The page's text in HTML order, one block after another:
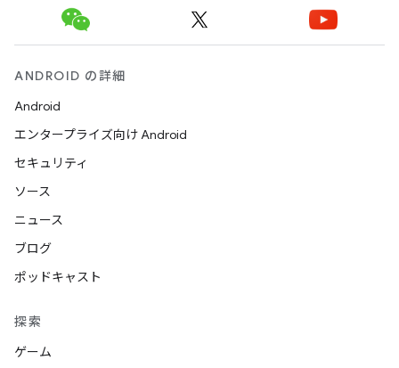
ANDROID の詳細
Android
エンタープライズ向け Android
セキュリティ
ソース
ニュース
ブログ
ポッドキャスト
探索
ゲーム